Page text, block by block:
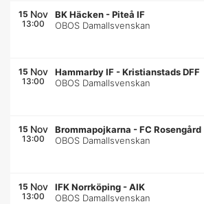
15 Nov
13:00
BK Häcken -Piteå IF
OBOS Damallsvenskan
15 Nov
13:00
Hammarby IF -Kristianstads DFF
OBOS Damallsvenskan
15 Nov
13:00
Brommapojkarna -FC Rosengård
OBOS Damallsvenskan
15 Nov
13:00
IFK Norrköping -AIK
OBOS Damallsvenskan